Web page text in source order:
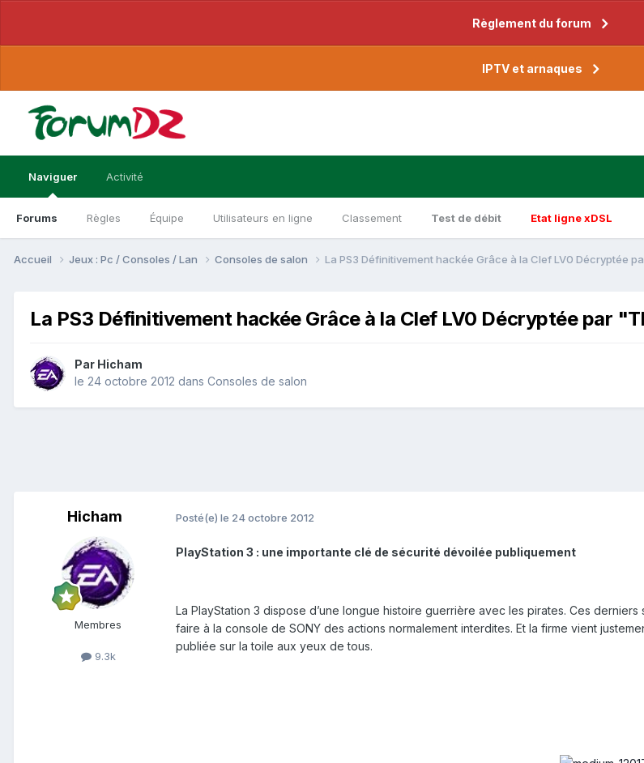
Règlement du forum
IPTV et arnaques
Naviguer
Forums Règles Équipe Utilisateurs en ligne Classement Test de débit Etat ligne xDSL
Activité
Accueil Jeux : Pc / Consoles / Lan Consoles de salon La PS3 Définitivement hackée Grâce à la Clef LV0 Décryptée
La PS3 Définitivement hackée Grâce à la Clef LV0 Décryptée par
Par Hicham
le 24 octobre 2012 dans Consoles de salon
Hicham
Membres
9.3k
Posté(e) le 24 octobre 2012
PlayStation 3 : une importante clé de sécurité dévoilée publiquement
La PlayStation 3 dispose d’une longue histoire guerrière avec les pirates. Ces
faire à la console de SONY des actions normalement interdites. Et la firme vient
publiée sur la toile aux yeux de tous.